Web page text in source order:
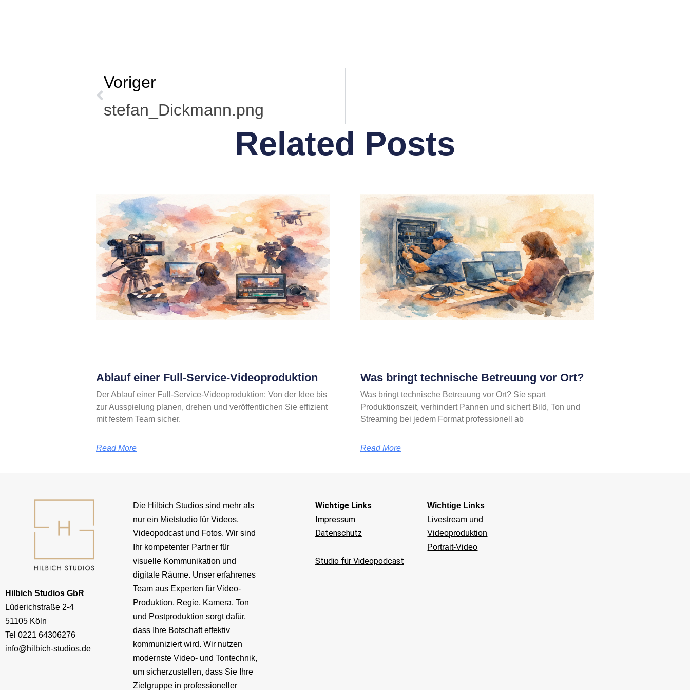
Voriger
stefan_Dickmann.png
Related Posts
Ablauf einer Full-Service-Videoproduktion
Der Ablauf einer Full-Service-Videoproduktion: Von der Idee bis
zur Ausspielung planen, drehen und veröffentlichen Sie effizient
mit festem Team sicher.
Read More
Was bringt technische Betreuung vor Ort?
Was bringt technische Betreuung vor Ort? Sie spart
Produktionszeit, verhindert Pannen und sichert Bild, Ton und
Streaming bei jedem Format professionell ab
Read More
Hilbich Studios GbR
Lüderichstraße 2-4
51105 Köln
Tel 0221 64306276
info@hilbich-studios.de
Die Hilbich Studios sind mehr als
nur ein Mietstudio für Videos,
Videopodcast und Fotos. Wir sind
Ihr kompetenter Partner für
visuelle Kommunikation und
digitale Räume. Unser erfahrenes
Team aus Experten für Video-
Produktion, Regie, Kamera, Ton
und Postproduktion sorgt dafür,
dass Ihre Botschaft effektiv
kommuniziert wird. Wir nutzen
modernste Video- und Tontechnik,
um sicherzustellen, dass Sie Ihre
Zielgruppe in professioneller
Wichtige Links
Impressum
Datenschutz
Studio für Videopodcast
Wichtige Links
Livestream und
Videoproduktion
Portrait-Video